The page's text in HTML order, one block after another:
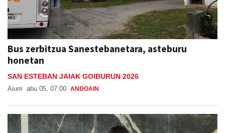
Bus zerbitzua Sanestebanetara, asteburu
honetan
SAN ESTEBAN JAIAK GOIBURUN 2026
Aiurri abu 05, 07:00 ANDOAIN